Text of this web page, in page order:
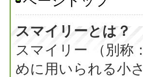
スマイリーとは？
スマイリー （別称
めに用いられる小